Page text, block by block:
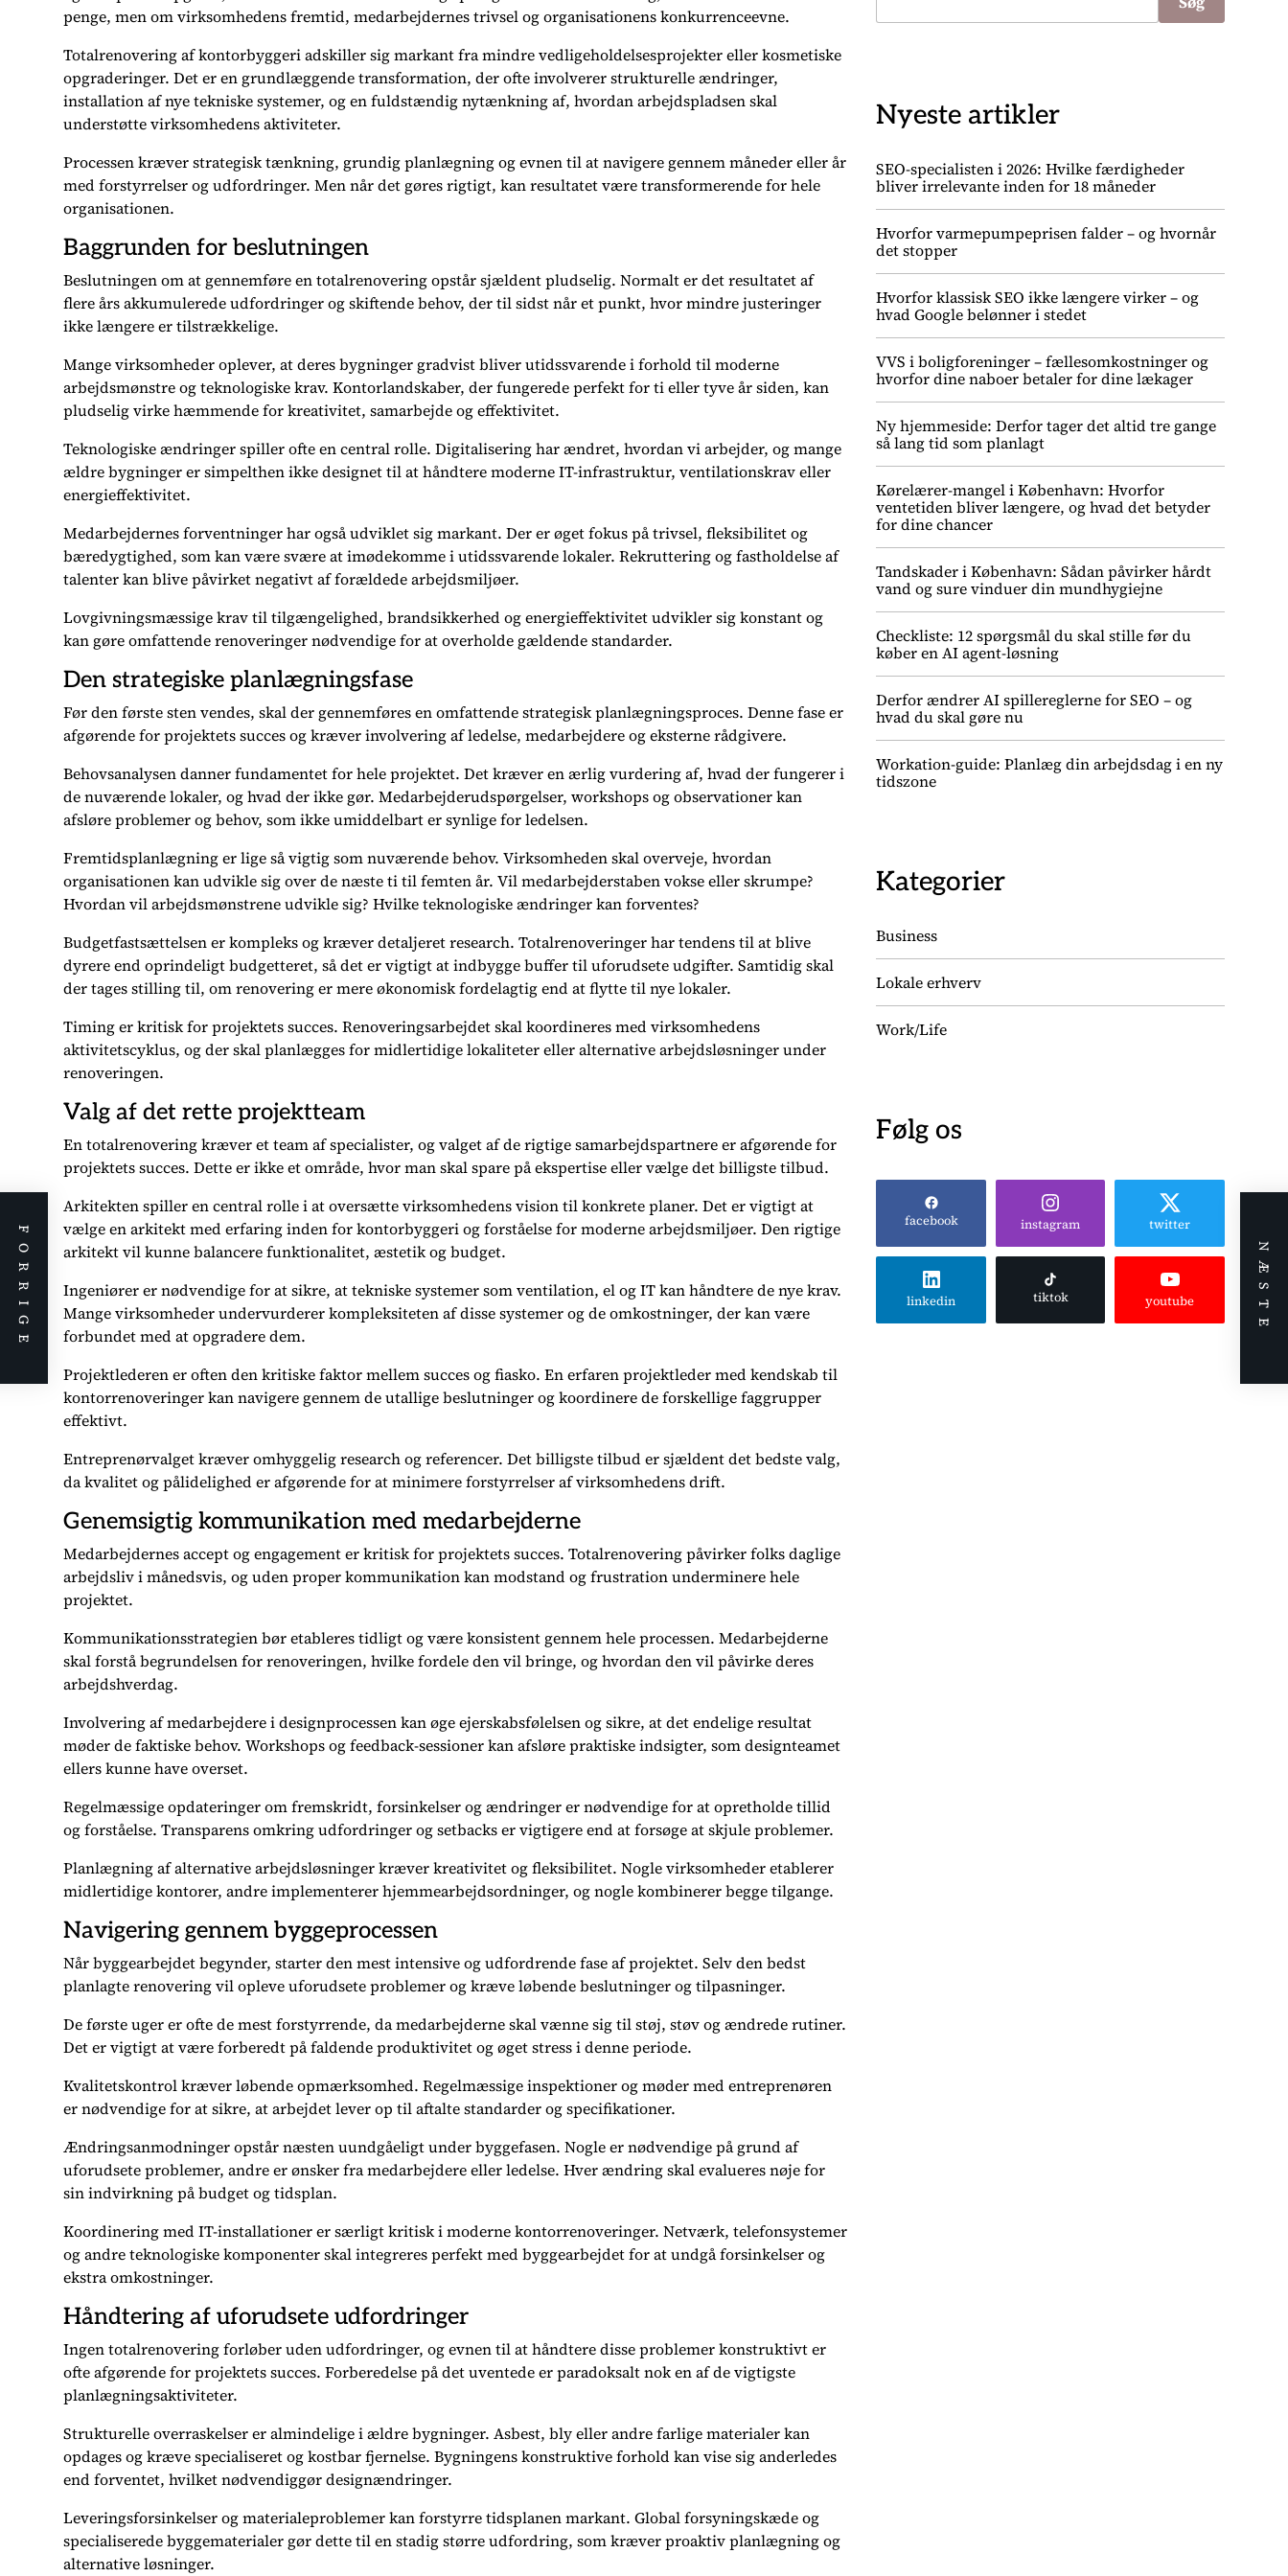
penge, men om virksomhedens fremtid, medarbejdernes trivsel og organisationens konkurrenceevne.
Totalrenovering af kontorbyggeri adskiller sig markant fra mindre vedligeholdelsesprojekter eller kosmetiske
opgraderinger. Det er en grundlæggende transformation, der ofte involverer strukturelle ændringer,
installation af nye tekniske systemer, og en fuldstændig nytænkning af, hvordan arbejdspladsen skal
understøtte virksomhedens aktiviteter.
Processen kræver strategisk tænkning, grundig planlægning og evnen til at navigere gennem måneder eller år
med forstyrrelser og udfordringer. Men når det gøres rigtigt, kan resultatet være transformerende for hele
organisationen.
Baggrunden for beslutningen
Beslutningen om at gennemføre en totalrenovering opstår sjældent pludselig. Normalt er det resultatet af
flere års akkumulerede udfordringer og skiftende behov, der til sidst når et punkt, hvor mindre justeringer
ikke længere er tilstrækkelige.
Mange virksomheder oplever, at deres bygninger gradvist bliver utidssvarende i forhold til moderne
arbejdsmønstre og teknologiske krav. Kontorlandskaber, der fungerede perfekt for ti eller tyve år siden, kan
pludselig virke hæmmende for kreativitet, samarbejde og effektivitet.
Teknologiske ændringer spiller ofte en central rolle. Digitalisering har ændret, hvordan vi arbejder, og mange
ældre bygninger er simpelthen ikke designet til at håndtere moderne IT-infrastruktur, ventilationskrav eller
energieffektivitet.
Medarbejdernes forventninger har også udviklet sig markant. Der er øget fokus på trivsel, fleksibilitet og
bæredygtighed, som kan være svære at imødekomme i utidssvarende lokaler. Rekruttering og fastholdelse af
talenter kan blive påvirket negativt af forældede arbejdsmiljøer.
Lovgivningsmæssige krav til tilgængelighed, brandsikkerhed og energieffektivitet udvikler sig konstant og
kan gøre omfattende renoveringer nødvendige for at overholde gældende standarder.
Den strategiske planlægningsfase
Før den første sten vendes, skal der gennemføres en omfattende strategisk planlægningsproces. Denne fase er
afgørende for projektets succes og kræver involvering af ledelse, medarbejdere og eksterne rådgivere.
Behovsanalysen danner fundamentet for hele projektet. Det kræver en ærlig vurdering af, hvad der fungerer i
de nuværende lokaler, og hvad der ikke gør. Medarbejderudspørgelser, workshops og observationer kan
afsløre problemer og behov, som ikke umiddelbart er synlige for ledelsen.
Fremtidsplanlægning er lige så vigtig som nuværende behov. Virksomheden skal overveje, hvordan
organisationen kan udvikle sig over de næste ti til femten år. Vil medarbejderstaben vokse eller skrumpe?
Hvordan vil arbejdsmønstrene udvikle sig? Hvilke teknologiske ændringer kan forventes?
Budgetfastsættelsen er kompleks og kræver detaljeret research. Totalrenoveringer har tendens til at blive
dyrere end oprindeligt budgetteret, så det er vigtigt at indbygge buffer til uforudsete udgifter. Samtidig skal
der tages stilling til, om renovering er mere økonomisk fordelagtig end at flytte til nye lokaler.
Timing er kritisk for projektets succes. Renoveringsarbejdet skal koordineres med virksomhedens
aktivitetscyklus, og der skal planlægges for midlertidige lokaliteter eller alternative arbejdsløsninger under
renoveringen.
Valg af det rette projektteam
En totalrenovering kræver et team af specialister, og valget af de rigtige samarbejdspartnere er afgørende for
projektets succes. Dette er ikke et område, hvor man skal spare på ekspertise eller vælge det billigste tilbud.
Arkitekten spiller en central rolle i at oversætte virksomhedens vision til konkrete planer. Det er vigtigt at
vælge en arkitekt med erfaring inden for kontorbyggeri og forståelse for moderne arbejdsmiljøer. Den rigtige
arkitekt vil kunne balancere funktionalitet, æstetik og budget.
Ingeniører er nødvendige for at sikre, at tekniske systemer som ventilation, el og IT kan håndtere de nye krav.
Mange virksomheder undervurderer kompleksiteten af disse systemer og de omkostninger, der kan være
forbundet med at opgradere dem.
Projektlederen er often den kritiske faktor mellem succes og fiasko. En erfaren projektleder med kendskab til
kontorrenoveringer kan navigere gennem de utallige beslutninger og koordinere de forskellige faggrupper
effektivt.
Entreprenørvalget kræver omhyggelig research og referencer. Det billigste tilbud er sjældent det bedste valg,
da kvalitet og pålidelighed er afgørende for at minimere forstyrrelser af virksomhedens drift.
Genemsigtig kommunikation med medarbejderne
Medarbejdernes accept og engagement er kritisk for projektets succes. Totalrenovering påvirker folks daglige
arbejdsliv i månedsvis, og uden proper kommunikation kan modstand og frustration underminere hele
projektet.
Kommunikationsstrategien bør etableres tidligt og være konsistent gennem hele processen. Medarbejderne
skal forstå begrundelsen for renoveringen, hvilke fordele den vil bringe, og hvordan den vil påvirke deres
arbejdshverdag.
Involvering af medarbejdere i designprocessen kan øge ejerskabsfølelsen og sikre, at det endelige resultat
møder de faktiske behov. Workshops og feedback-sessioner kan afsløre praktiske indsigter, som designteamet
ellers kunne have overset.
Regelmæssige opdateringer om fremskridt, forsinkelser og ændringer er nødvendige for at opretholde tillid
og forståelse. Transparens omkring udfordringer og setbacks er vigtigere end at forsøge at skjule problemer.
Planlægning af alternative arbejdsløsninger kræver kreativitet og fleksibilitet. Nogle virksomheder etablerer
midlertidige kontorer, andre implementerer hjemmearbejdsordninger, og nogle kombinerer begge tilgange.
Navigering gennem byggeprocessen
Når byggearbejdet begynder, starter den mest intensive og udfordrende fase af projektet. Selv den bedst
planlagte renovering vil opleve uforudsete problemer og kræve løbende beslutninger og tilpasninger.
De første uger er ofte de mest forstyrrende, da medarbejderne skal vænne sig til støj, støv og ændrede rutiner.
Det er vigtigt at være forberedt på faldende produktivitet og øget stress i denne periode.
Kvalitetskontrol kræver løbende opmærksomhed. Regelmæssige inspektioner og møder med entreprenøren
er nødvendige for at sikre, at arbejdet lever op til aftalte standarder og specifikationer.
Ændringsanmodninger opstår næsten uundgåeligt under byggefasen. Nogle er nødvendige på grund af
uforudsete problemer, andre er ønsker fra medarbejdere eller ledelse. Hver ændring skal evalueres nøje for
sin indvirkning på budget og tidsplan.
Koordinering med IT-installationer er særligt kritisk i moderne kontorrenoveringer. Netværk, telefonsystemer
og andre teknologiske komponenter skal integreres perfekt med byggearbejdet for at undgå forsinkelser og
ekstra omkostninger.
Håndtering af uforudsete udfordringer
Ingen totalrenovering forløber uden udfordringer, og evnen til at håndtere disse problemer konstruktivt er
ofte afgørende for projektets succes. Forberedelse på det uventede er paradoksalt nok en af de vigtigste
planlægningsaktiviteter.
Strukturelle overraskelser er almindelige i ældre bygninger. Asbest, bly eller andre farlige materialer kan
opdages og kræve specialiseret og kostbar fjernelse. Bygningens konstruktive forhold kan vise sig anderledes
end forventet, hvilket nødvendiggør designændringer.
Leveringsforsinkelser og materialeproblemer kan forstyrre tidsplanen markant. Global forsyningskæde og
specialiserede byggematerialer gør dette til en stadig større udfordring, som kræver proaktiv planlægning og
alternative løsninger.
Nyeste artikler
SEO-specialisten i 2026: Hvilke færdigheder
bliver irrelevante inden for 18 måneder
Hvorfor varmepumpeprisen falder – og hvornår
det stopper
Hvorfor klassisk SEO ikke længere virker – og
hvad Google belønner i stedet
VVS i boligforeninger – fællesomkostninger og
hvorfor dine naboer betaler for dine lækager
Ny hjemmeside: Derfor tager det altid tre gange
så lang tid som planlagt
Kørelærer-mangel i København: Hvorfor
ventetiden bliver længere, og hvad det betyder
for dine chancer
Tandskader i København: Sådan påvirker hårdt
vand og sure vinduer din mundhygiejne
Checkliste: 12 spørgsmål du skal stille før du
køber en AI agent-løsning
Derfor ændrer AI spillereglerne for SEO – og
hvad du skal gøre nu
Workation-guide: Planlæg din arbejdsdag i en ny
tidszone
Kategorier
Business
Lokale erhverv
Work/Life
Følg os
facebook instagram twitter
linkedin tiktok youtube
FORRIGE NÆSTE